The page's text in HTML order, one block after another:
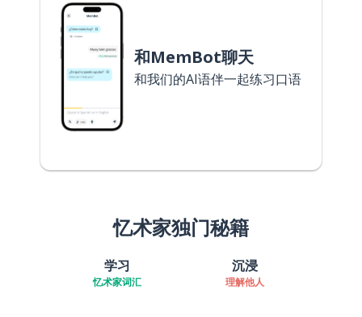
和MemBot聊天
和我们的AI语伴一起练习口语
忆术家独门秘籍
学习
忆术家词汇
沉浸
理解他人